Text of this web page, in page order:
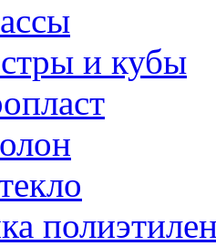
и кубы